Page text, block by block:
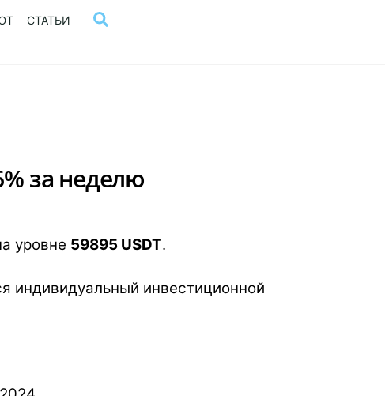
СТАТЬИ
за неделю
уровне 59895 USDT.
индивидуальный инвестиционной